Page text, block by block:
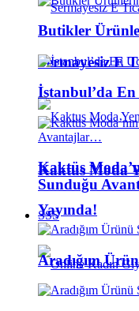
Sermayesiz E
Kaktus Moda
Yayında!
Butikler
İstanbul’da
Kaktüs
Sunduğu
SSS
Aradığım